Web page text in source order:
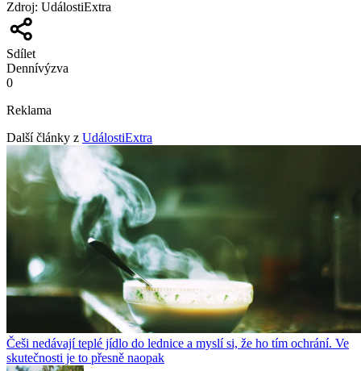
Zdroj: UdálostiExtra
Sdílet
Dennívýzva
0
Reklama
Další články z UdálostiExtra
Češi nedávají teplé jídlo do lednice a myslí si, že ho tím ochrání. Ve
skutečnosti je to přesně naopak